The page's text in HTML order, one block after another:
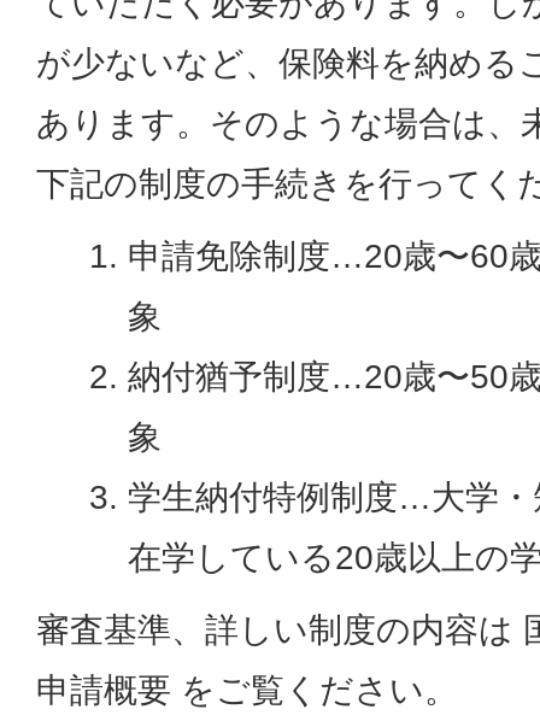
が少ないなど、保険料を納める
あります。そのような場合は、
下記の制度の手続きを行ってく
申請免除制度…20歳〜60
象
納付猶予制度…20歳〜50
象
学生納付特例制度…大学
在学している20歳以上の
審査基準、詳しい制度の内容は
申請概要 をご覧ください。